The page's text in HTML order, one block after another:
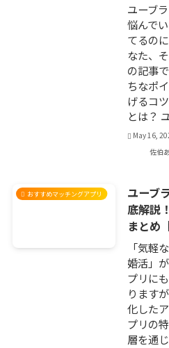
ユーブ
悩んで
てるの
なた、
の記事
ちなポ
げるコ
とは？
May 16,
佐伯
おすすめマッチングアプリ
ユーブ
底解説
まとめ
「気軽
婚活」
プリに
ります
化した
プリの
層を通